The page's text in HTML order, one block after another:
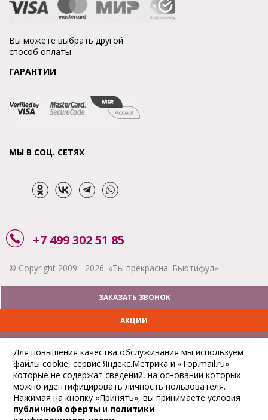
Вы можете выбрать другой
способ оплаты
ГАРАНТИИ
МЫ В СОЦ. СЕТЯХ
+7 499 302 51 85
© Copyright 2009 - 2026. «Ты прекрасна. Бьютифул»
ЗАКАЗАТЬ ЗВОНОК
АКЦИИ
ОПЛАТА
ОТСЛЕДИТЬ ЗАКАЗ
Для повышения качества обслуживания мы используем
файлы cookie, сервис Яндекс.Метрика и «Top.mail.ru»
которые не содержат сведений, на основании которых
можно идентифицировать личность пользователя.
Нажимая на кнопку «Принять», вы принимаете условия
публичной оферты и политики